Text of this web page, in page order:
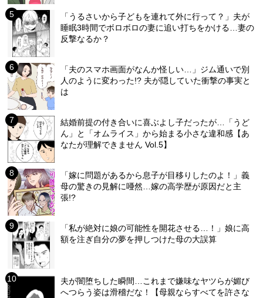
「うるさいから子どもを連れて外に行って？」夫が
睡眠3時間でボロボロの妻に追い打ちをかける…妻の
反撃なるか？
「夫のスマホ画面がなんか怪しい…」ジム通いで別
人のように変わった!? 夫が隠していた衝撃の事実と
は
結婚前提の付き合いに喜ぶよし子だったが…「うど
ん」と「オムライス」から始まる小さな違和感【あ
なたが理解できません Vol.5】
「嫁に問題があるから息子が目移りしたのよ！」義
母の驚きの見解に唖然…嫁の高学歴が原因だと主
張!?
「私が絶対に娘の可能性を開花させる…！」娘に高
額を注ぎ自分の夢を押しつけた母の大誤算
夫が闇堕ちした瞬間…これまで嫌味なヤツらが媚び
へつらう姿は滑稽だな！【母親ならすべてを許さな